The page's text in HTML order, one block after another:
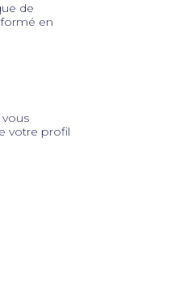
de
en
votre profil